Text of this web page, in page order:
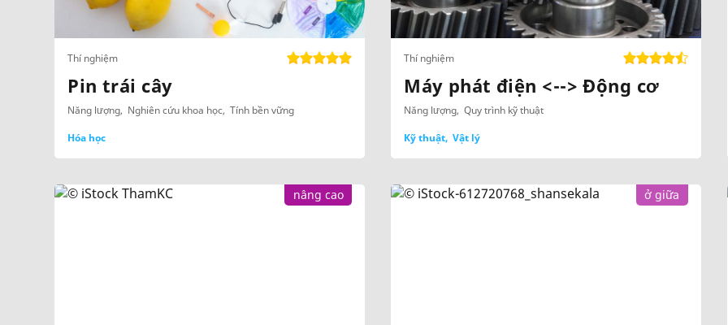
Thí nghiệm
Pin trái cây
Năng lượng Nghiên cứu khoa học Tính bền vững
Hóa học
Thí nghiệm
Máy phát điện <--> Động cơ
Năng lượng Quy trình kỹ thuật
Kỹ thuật Vật lý
nâng cao ở giữa